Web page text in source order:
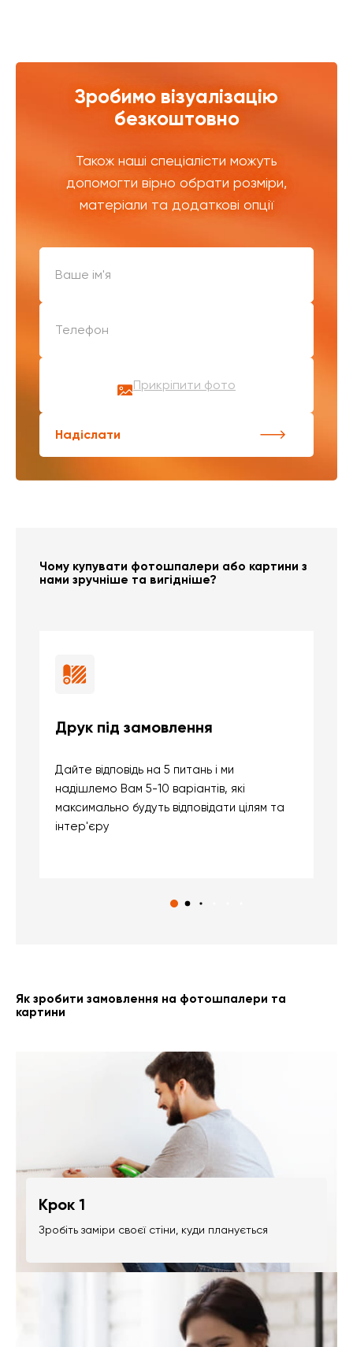
Зробимо візуалізацію
безкоштовно
Також наші спеціалісти можуть
допомогти вірно обрати розміри,
матеріали та додаткові опції
Прикріпити фото
Надіслати
Чому купувати фотошпалери або картини з
нами зручніше та вигідніше?
Друк під замовлення
Дайте відповідь на 5 питань і ми
надішлемо Вам 5-10 варіантів, які
максимально будуть відповідати цілям та
інтер'єру
Як зробити замовлення на фотошпалери та
картини
Крок 1
Зробіть заміри своєї стіни, куди планується